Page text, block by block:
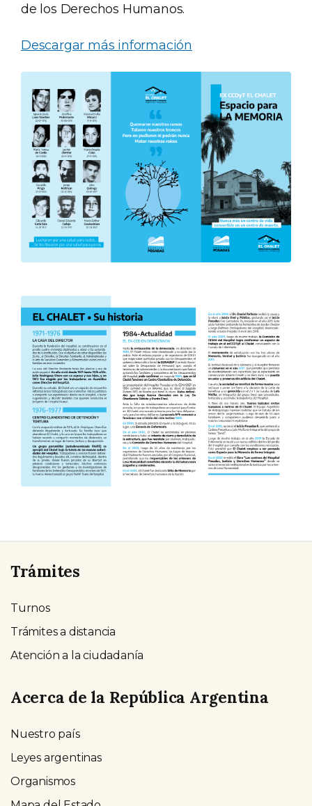
de los Derechos Humanos.
Descargar más información
Trámites
Turnos
Trámites a distancia
Atención a la ciudadanía
Acerca de la República Argentina
Nuestro país
Leyes argentinas
Organismos